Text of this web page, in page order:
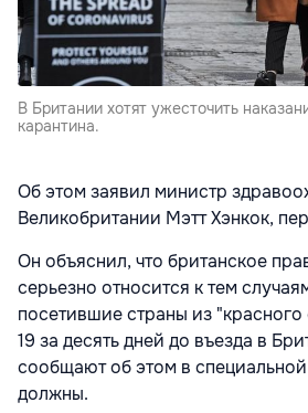
В Британии хотят ужесточить
карантина.
Об этом заявил министр
Великобритании Мэтт Хэнкок,
Он объяснил, что британское
серьезно относится к тем
посетившие страны из
19 за десять дней до въезда в
сообщают об этом в специальной
должны.